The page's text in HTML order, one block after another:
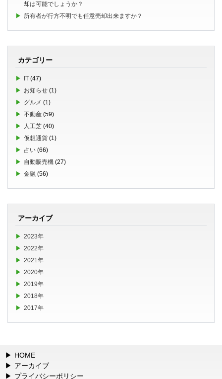
却は可能でしょうか？
所有者が行方不明でも任意売却出来ますか？
カテゴリー
IT (47)
お知らせ (1)
グルメ (1)
不動産 (59)
人工芝 (40)
仮想通貨 (1)
占い (66)
自動販売機 (27)
金融 (56)
アーカイブ
2023年
2022年
2021年
2020年
2019年
2018年
2017年
HOME
アーカイブ
プライバシーポリシー